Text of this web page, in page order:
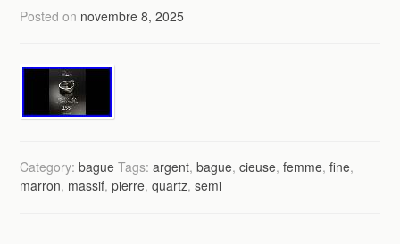
Posted on novembre 8, 2025
Category:bague Tags:argent,bague,cieuse,femme,fine,
marron, massif,pierre,quartz,semi